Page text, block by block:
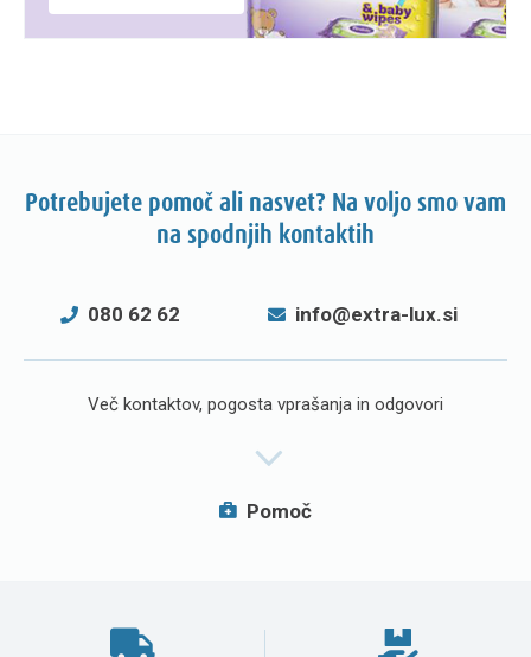
Potrebujete pomoč ali nasvet? Na voljo smo vam
na spodnjih kontaktih
080 62 62 info@extra-lux.si
Več kontaktov, pogosta vprašanja in odgovori
Pomoč